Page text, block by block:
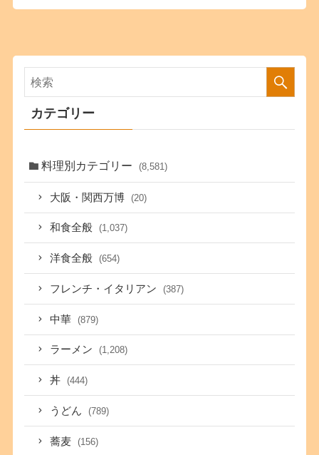
カテゴリー
料理別カテゴリー (8,581)
大阪・関西万博 (20)
和食全般 (1,037)
洋食全般 (654)
フレンチ・イタリアン (387)
中華 (879)
ラーメン (1,208)
丼 (444)
うどん (789)
蕎麦 (156)